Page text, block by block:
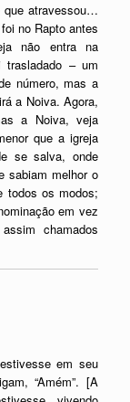
que atravessou…
no Rapto antes
não entra na
– um
número, mas a
a Noiva. Agora,
a Noiva, veja
que a igreja
se salva, onde
sabiam melhor o
todos os modos;
em vez
chamados
em seu
“Amém”. [A